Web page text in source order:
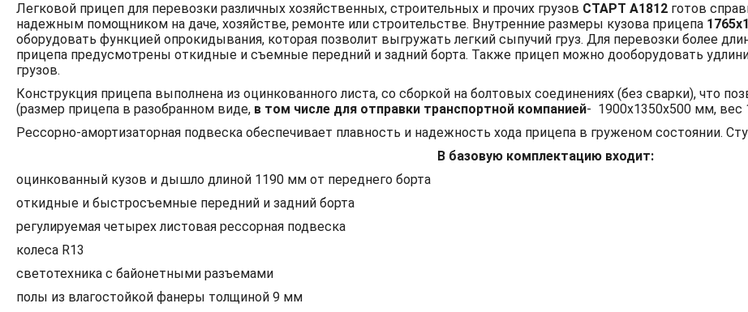
Легковой прицеп для перевозки различных хозяйственных, строительных и прочих грузов СТАРТ А1812 готов
надежным помощником на даче, хозяйстве, ремонте или строительстве. Внутренние размеры кузова прицепа
оборудовать функцией опрокидывания, которая позволит выгружать легкий сыпучий груз. Для перевозки более
прицепа предусмотрены откидные и съемные передний и задний борта. Также прицеп можно дооборудовать
грузов.
Конструкция прицепа выполнена из оцинкованного листа, со сборкой на болтовых соединениях (без сварки), что
(размер прицепа в разобранном виде, в том числе для отправки транспортной компанией- 1900х1350х500 мм, вес
Рессорно-амортизаторная подвеска обеспечивает плавность и надежность хода прицепа в груженом состоянии.
В базовую комплектацию входит:
оцинкованный кузов и дышло длиной 1190 мм от переднего борта
откидные и быстросъемные передний и задний борта
регулируемая четырех листовая рессорная подвеска
колеса R13
светотехника с байонетными разъемами
полы из влагостойкой фанеры толщиной 9 мм